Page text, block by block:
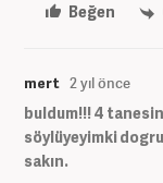
Beğen
mert 2 yıl önce
buldum!!! 4
söylüyeyimki
sakın.